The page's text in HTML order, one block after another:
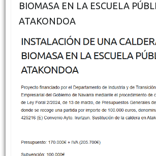
BIOMASA EN LA ESCUELA
ATAKONDOA